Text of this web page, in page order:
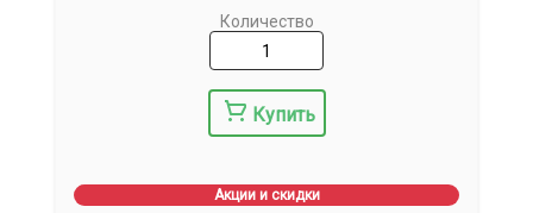
Количество
Купить
Акции и скидки